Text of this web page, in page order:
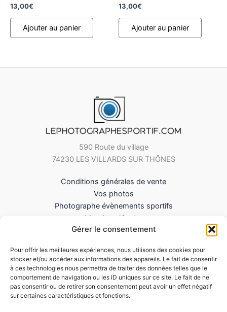
Gérer le consentement
Pour offrir les meilleures expériences, nous utilisons des cookies pour
stocker et/ou accéder aux informations des appareils. Le fait de consentir
à ces technologies nous permettra de traiter des données telles que le
comportement de navigation ou les ID uniques sur ce site. Le fait de ne
pas consentir ou de retirer son consentement peut avoir un effet négatif
sur certaines caractéristiques et fonctions.
13,00€
Ajouter au panier
13,00€
Ajouter au panier
590 Route du village
74230 LES VILLARDS SUR THÔNES
Conditions générales de vente
Vos photos
Photographe évènements sportifs
Mentions légales
Mes Téléchargements
Politique de cookies (UE)